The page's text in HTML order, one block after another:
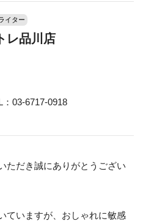
イター
レ品川店
03-6717-0918
ただき誠にありがとうござい
ていますが、おしゃれに敏感